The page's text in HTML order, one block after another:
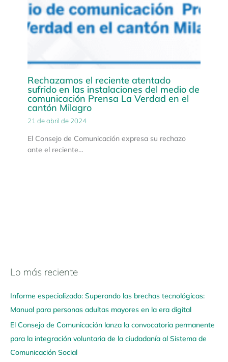
Rechazamos el reciente atentado
sufrido en las instalaciones del medio de
comunicación Prensa La Verdad en el
cantón Milagro
21 de abril de 2024
El Consejo de Comunicación expresa su rechazo
ante el reciente…
Lo más reciente
Informe especializado: Superando las brechas tecnológicas:
Manual para personas adultas mayores en la era digital
El Consejo de Comunicación lanza la convocatoria permanente
para la integración voluntaria de la ciudadanía al Sistema de
Comunicación Social
N
v
e
g
a
a